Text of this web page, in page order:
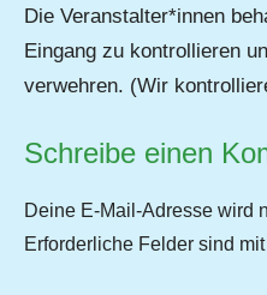
Die Veranstalter*innen
Eingang zu kontrollieren
verwehren. (Wir
Schreibe einen
Deine E-Mail-Adresse wird
Erforderliche Felder sind mit